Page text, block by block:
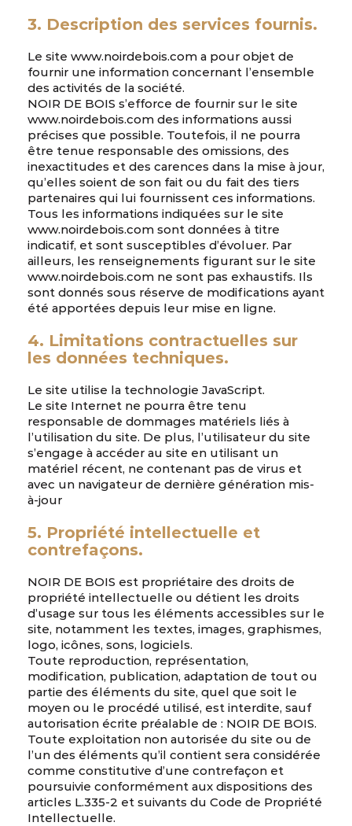
3. Description des services fournis.
Le site www.noirdebois.com a pour objet de
fournir une information concernant l’ensemble
des activités de la société.
NOIR DE BOIS s’efforce de fournir sur le site
www.noirdebois.com des informations aussi
précises que possible. Toutefois, il ne pourra
être tenue responsable des omissions, des
inexactitudes et des carences dans la mise à jour,
qu’elles soient de son fait ou du fait des tiers
partenaires qui lui fournissent ces informations.
Tous les informations indiquées sur le site
www.noirdebois.com sont données à titre
indicatif, et sont susceptibles d’évoluer. Par
ailleurs, les renseignements figurant sur le site
www.noirdebois.com ne sont pas exhaustifs. Ils
sont donnés sous réserve de modifications ayant
été apportées depuis leur mise en ligne.
4. Limitations contractuelles sur
les données techniques.
Le site utilise la technologie JavaScript.
Le site Internet ne pourra être tenu
responsable de dommages matériels liés à
l’utilisation du site. De plus, l’utilisateur du site
s’engage à accéder au site en utilisant un
matériel récent, ne contenant pas de virus et
avec un navigateur de dernière génération mis-
à-jour
5. Propriété intellectuelle et
contrefaçons.
NOIR DE BOIS est propriétaire des droits de
propriété intellectuelle ou détient les droits
d’usage sur tous les éléments accessibles sur le
site, notamment les textes, images, graphismes,
logo, icônes, sons, logiciels.
Toute reproduction, représentation,
modification, publication, adaptation de tout ou
partie des éléments du site, quel que soit le
moyen ou le procédé utilisé, est interdite, sauf
autorisation écrite préalable de : NOIR DE BOIS.
Toute exploitation non autorisée du site ou de
l’un des éléments qu’il contient sera considérée
comme constitutive d’une contrefaçon et
poursuivie conformément aux dispositions des
articles L.335-2 et suivants du Code de Propriété
Intellectuelle.